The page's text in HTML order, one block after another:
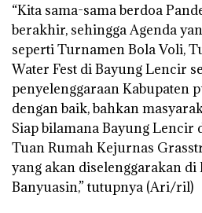
“Kita sama-sama berdoa
berakhir, sehingga Agenda
seperti Turnamen Bola Voli,
Water Fest di Bayung Lencir
penyelenggaraan Kabupaten
dengan baik, bahkan
Siap bilamana Bayung
Tuan Rumah Kejurnas
yang akan diselenggarakan
Banyuasin,” tutupnya (Ari/ril)